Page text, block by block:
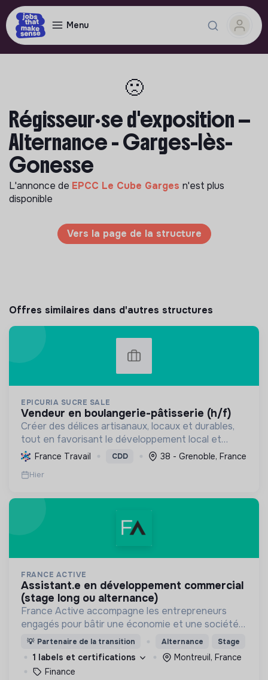
Menu
🙁
Régisseur·se d'exposition —
Alternance - Garges-lès-
Gonesse
L'annonce de EPCC Le Cube Garges n'est plus
disponible
Vers la page de la structure
Offres similaires dans d'autres structures
EPICURIA SUCRE SALE
vendeur en boulangerie-pâtisserie (h/f)
Créer des délices artisanaux, locaux et durables,
tout en favorisant le développement local et
l'emploi, pour une expérience savoureuse et
responsable.
France Travail CDD 38 - Grenoble, France
Hier
FRANCE ACTIVE
assistant.e en développement commercial
(stage long ou alternance)
France Active accompagne les entrepreneurs
engagés pour bâtir une économie et une société
plus inclusive et plus durable.
💡 Partenaire de la transition Alternance Stage
1 labels et certifications
Montreuil, France
Finance